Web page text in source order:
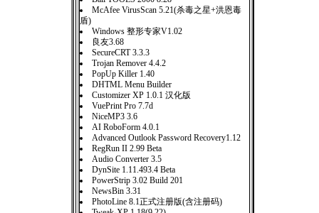
McAfee VirusScan 5.21(杀毒之星+洪恩毒
盾)
Windows 整形专家V1.02
良友3.68
SecureCRT 3.3.3
Trojan Remover 4.4.2
PopUp Killer 1.40
DHTML Menu Builder
Customizer XP 1.0.1 汉化版
VuePrint Pro 7.7d
NiceMP3 3.6
AI RoboForm 4.0.1
Advanced Outlook Password Recovery1.12
RegRun II 2.99 Beta
Audio Converter 3.5
DynSite 1.11.493.4 Beta
PowerStrip 3.02 Build 201
NewsBin 3.31
PhotoLine 8.1正式注册版(含注册码)